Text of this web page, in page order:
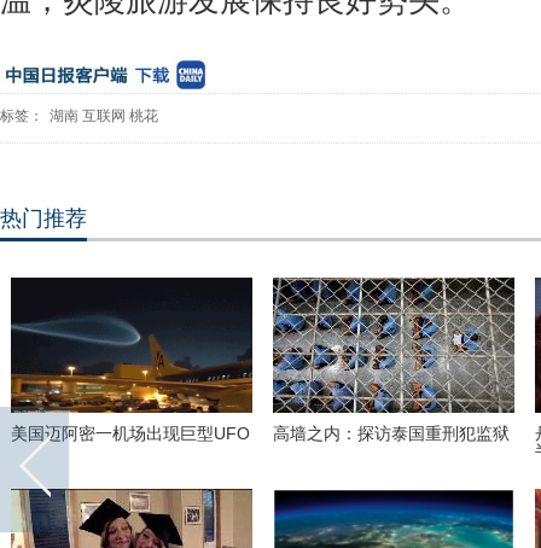
标签： 湖南 互联网 桃花
热门推荐
里约奥运会前瞻：美国男子体操
队运动员媒体写真
2016里约奥运会和残奥会吉祥物